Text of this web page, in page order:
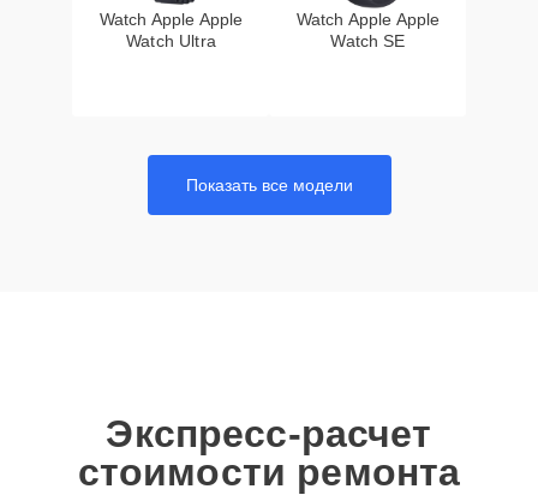
Watch Apple Apple
Watch Ultra
Watch Apple Apple
Watch SE
Показать все модели
Экспресс-расчет
стоимости ремонта